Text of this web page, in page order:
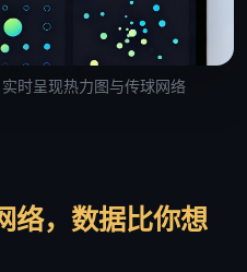
络，数据比你想
时呈现热力图与传球网络